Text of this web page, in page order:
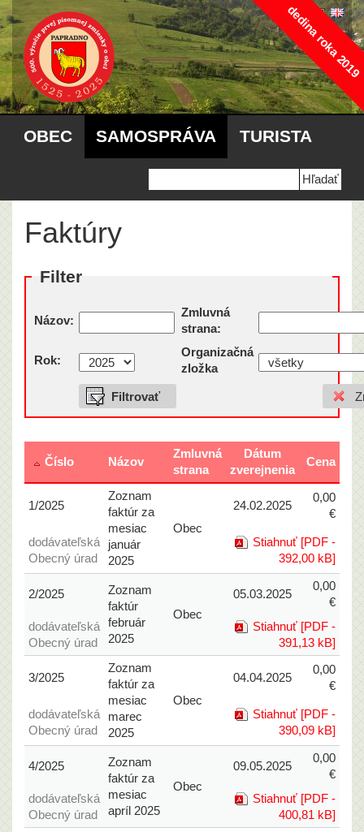
OBEC SAMOSPRÁVA TURISTA
Faktúry
Filter
Názov:
Zmluvná
strana:
Rok:
Organizačná
zložka
Číslo Názov
Zmluvná
strana
Dátum
zverejnenia
Cena
1/2025
Zoznam
faktúr za
mesiac
január
2025
Obec
24.02.2025
0,00
€
dodávateľská
Obecný úrad
Stiahnuť [PDF -
392,00 kB]
2/2025
Zoznam
faktúr
február
2025
Obec
05.03.2025
0,00
€
dodávateľská
Obecný úrad
Stiahnuť [PDF -
391,13 kB]
3/2025
Zoznam
faktúr za
mesiac
marec
2025
Obec
04.04.2025
0,00
€
dodávateľská
Obecný úrad
Stiahnuť [PDF -
390,09 kB]
4/2025
Zoznam
faktúr za
mesiac
apríl 2025
Obec
09.05.2025
0,00
€
dodávateľská
Obecný úrad
Stiahnuť [PDF -
400,81 kB]
dedina roka 2019